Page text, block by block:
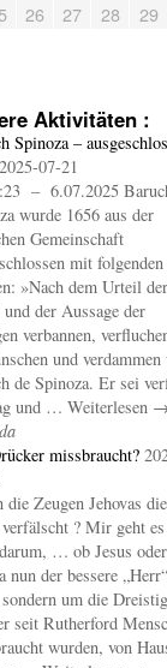
26 27 28
29
Aktivitäten :
Spinoza –
2025-07-21
– 6.07.2025
wurde 1656 aus der
Gemeinschaft
mit folgenden
»Nach dem Urteil der
der Aussage der
verbannen,
und
de Spinoza. Er sei
und … Weiterlesen
missbraucht?
die Zeugen Jehovas die
? Mir geht
… ob Jesus oder
nun der bessere „Herr“
um die
seit Rutherford
wurden, von